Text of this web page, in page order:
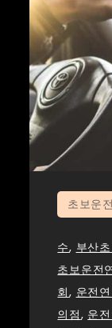
초보운
수, 부산
초보운전
회, 운전
의점, 운